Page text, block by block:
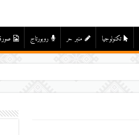
تكنولوجيا منبر حر روبورتاج